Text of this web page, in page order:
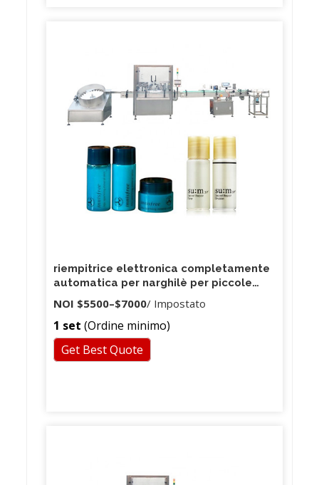
riempitrice elettronica completamente
automatica per narghilè per piccole
bottiglie/cartucce/contagocce
NOI $5500–$7000/ Impostato
1 set (Ordine minimo)
Get Best Quote